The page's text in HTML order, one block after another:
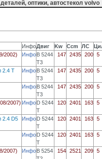
ИнфоДвиг Kw Ccm ЛС
2002) ИнфоB 5244
T3
147 2435 200 5
2.4 T
ИнфоB 5244
T3
147 2435 200 5
ИнфоB 5244
T3
147 2435 200 5
2007) ИнфоD 5244
T
120 2401 163 5
2.4 D5
ИнфоD 5244
T
120 2401 163 5
ИнфоD 5244
T
120 2401 163 5
2007) ИнфоB 5254
154 2521 209 5